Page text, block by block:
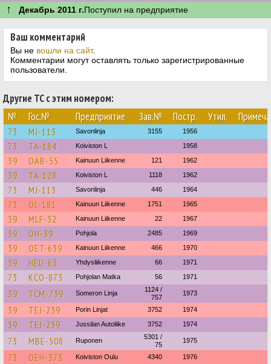
↑ Декабрь 2011 г.Поступил на предприятие
Ваш комментарий
Вы не вошли на сайт.
Комментарии могут оставлять только зарегистрированные
пользователи.
Другие ТС с этим номером:
№
Гос.№ Предприятие Зав.№ Постр. Утил.
73 MJ-113 Savonlinja 3155 1956
73 TA-184 Koiviston L 1958
39 OAB-55 Kainuun Liikenne 121 1962
39 TA-128 Koiviston L 1118 1962
73 MJ-113 Savonlinja 446 1964
73 OL-181 Kainuun Liikenne 1751 1965
39 MLF-32 Kainuun Liikenne 22 1967
39 OH-39 Pohjola 2485 1969
39 OET-639 Kainuun Liikenne 466 1970
39 HEU-63 Yhdysliikenne 66 1971
73 KCO-873 Pohjolan Matka 56 1971
39 TCM-739 Someron Linja
1124 /
757
1973
39 TEJ-239 Porin Linjat 3752 1974
39 TEJ-239 Jussilan Autoliike 3752 1974
73 MBE-508 Ruponen
5301 /
75
1975
73 OEH-373 Koiviston Oulu 4340 1976